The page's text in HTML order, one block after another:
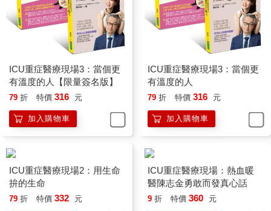
ICU重症醫療現場3：當個更
有溫度的人【限量簽名版】
79 折 特價 316 元
加入購物車
ICU重症醫療現場3：當個更
有溫度的人
79 折 特價 316 元
加入購物車
ICU重症醫療現場2：用生命
拚的生命
79 折 特價 332 元
ICU重症醫療現場：熱血暖
醫陳志金勇敢而發真心話
9 折 特價 360 元